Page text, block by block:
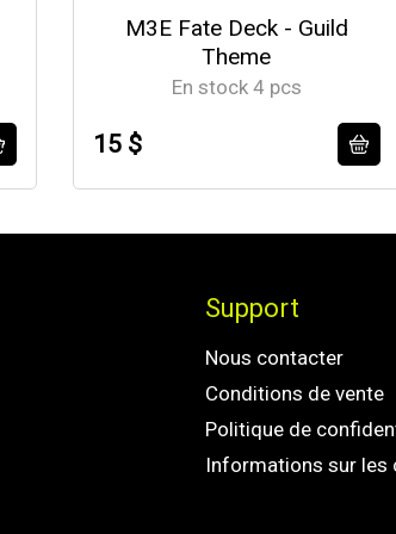
M3E Fate Deck - Guild
Theme
En stock 4 pcs
15 $
Support
Nous contacter
Conditions de vente
Politique de
Informations sur les